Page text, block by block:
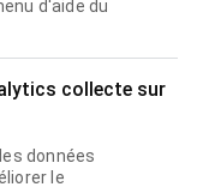
d'aide du
collecte sur
données
le